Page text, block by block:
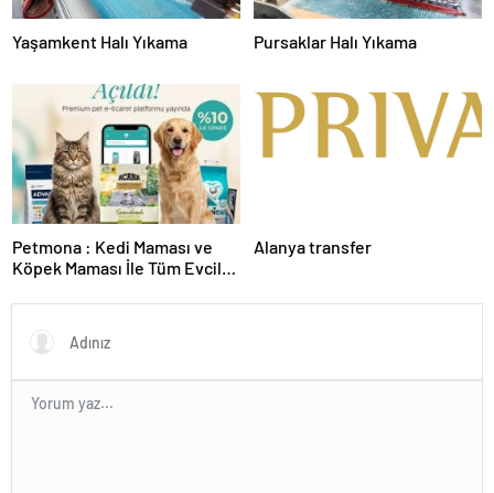
Yaşamkent Halı Yıkama Pursaklar Halı Yıkama
Petmona : Kedi Maması ve
Köpek Maması İle Tüm Evcil
Alanya transfer